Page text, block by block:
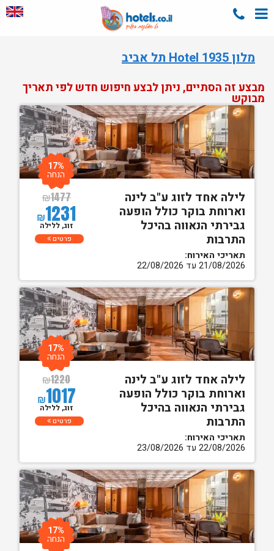
מלון Hotel 1935 תל אביב
מבצע זה הסתיים, ניתן לבצע חיפוש חדש לפי תאריך
מבוקש
לילה אחד לזוג ע"ב לינה
וארוחת בוקר כולל הופעה
גבירתי הנאווה בהיכל
התרבות
תאריכי האירוח:
21/08/2026 עד 22/08/2026
₪1477
₪1231
17%
הנחה
זוג, ללילה
פרטים
לילה אחד לזוג ע"ב לינה
וארוחת בוקר כולל הופעה
גבירתי הנאווה בהיכל
התרבות
תאריכי האירוח:
22/08/2026 עד 23/08/2026
₪1220
₪1017
17%
הנחה
זוג, ללילה
פרטים
17%
הנחה